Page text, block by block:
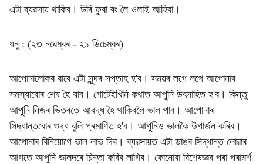
এটা ব্যৱসায় থাকিব। উৰি ফুৰা ৰং লৈ ওলাই আহিবা।
ধনু : (২৩ নৱেম্বৰ - ২১ ডিচেম্বৰ)
আপোনালোকৰ বাবে এটা সুন্দৰ সপ্তাহ হ'ব। সময়ৰ লগে লগে আপোনাৰ
সমস্যাবোৰ শেষ হৈ যাব। গোটেইখিনি কথাত আপুনি উৎসাহিত হ'ব। কিন্তু
আপুনি নিজৰ ভিতৰতে আৱদ্ধ হৈ থাকিবলৈ ভাল পাব। আপোনাৰ
সিদ্ধান্তবোৰ শুদ্ধ বুলি প্ৰমাণিত হ'ব। আপুনিও ভালকৈ উপাৰ্জন কৰিব।
আপোনাৰ বিনিয়োগে ভাল লাভ দিব। ব্যৱসায়ত এটা ডাঙৰ সিদ্ধান্ত লোৱাৰ
আগতে আপুনি ভালদৰে চিন্তা কৰিব লাগিব। কোনোবা বিশেষজ্ঞৰ পৰা পৰামৰ্শ